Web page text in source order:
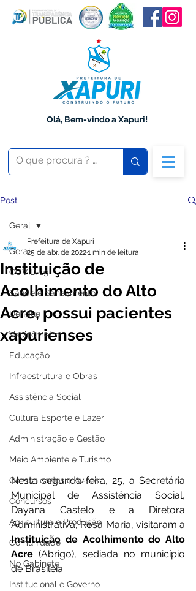
Olá, Bem-vindo a Xapuri!
Post
Geral
COVID-19
Saúde e Saneamento
Dengue
Vacinômetro
Educação
Infraestrutura e Obras
Assistência Social
Cultura Esporte e Lazer
Administração e Gestão
Meio Ambiente e Turismo
Comunicados e Avisos
Concursos
Agricultura e Produção
Comunidade
No Gabinete
Institucional e Governo
Geral
Instituição de
Acolhimento do Alto
Acre, possui pacientes
xapurienses
Prefeitura de Xapuri
25 de abr. de 20221 min de leitura
Nesta segunda-feira, 25, a Secretária
Municipal de Assistência Social,
Dayana Castelo e a Diretora
Instituição de Acolhimento do Alto
Acre (Abrigo), sediada no município
de Brasiléia.